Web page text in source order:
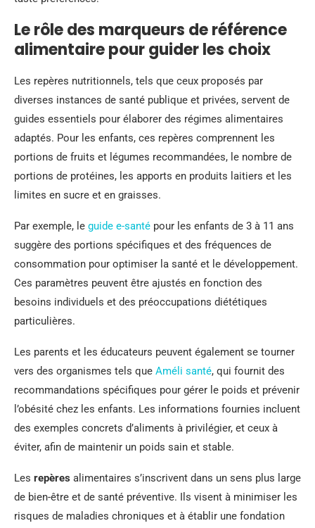
Le rôle des marqueurs de référence
alimentaire pour guider les choix
Les repères nutritionnels, tels que ceux proposés par
diverses instances de santé publique et privées, servent de
guides essentiels pour élaborer des régimes alimentaires
adaptés. Pour les enfants, ces repères comprennent les
portions de fruits et légumes recommandées, le nombre de
portions de protéines, les apports en produits laitiers et les
limites en sucre et en graisses.
Par exemple, le guide e-santé pour les enfants de 3 à 11 ans
suggère des portions spécifiques et des fréquences de
consommation pour optimiser la santé et le développement.
Ces paramètres peuvent être ajustés en fonction des
besoins individuels et des préoccupations diététiques
particulières.
Les parents et les éducateurs peuvent également se tourner
vers des organismes tels que Améli santé, qui fournit des
recommandations spécifiques pour gérer le poids et prévenir
l’obésité chez les enfants. Les informations fournies incluent
des exemples concrets d’aliments à privilégier, et ceux à
éviter, afin de maintenir un poids sain et stable.
Les repères alimentaires s’inscrivent dans un sens plus large
de bien-être et de santé préventive. Ils visent à minimiser les
risques de maladies chroniques et à établir une fondation